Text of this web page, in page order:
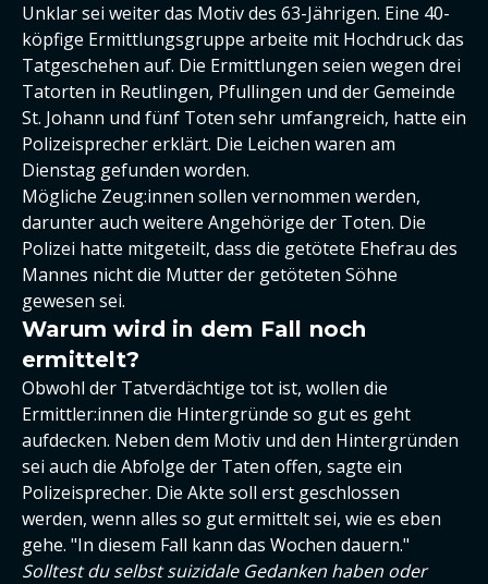
Unklar sei weiter das Motiv des 63-Jährigen. Eine 40-
köpfige Ermittlungsgruppe arbeite mit Hochdruck das
Tatgeschehen auf. Die Ermittlungen seien wegen drei
Tatorten in Reutlingen, Pfullingen und der Gemeinde
St. Johann und fünf Toten sehr umfangreich, hatte ein
Polizeisprecher erklärt. Die Leichen waren am
Dienstag gefunden worden.
Mögliche Zeug:innen sollen vernommen werden,
darunter auch weitere Angehörige der Toten. Die
Polizei hatte mitgeteilt, dass die getötete Ehefrau des
Mannes nicht die Mutter der getöteten Söhne
gewesen sei.
Warum wird in dem Fall noch
ermittelt?
Obwohl der Tatverdächtige tot ist, wollen die
Ermittler:innen die Hintergründe so gut es geht
aufdecken. Neben dem Motiv und den Hintergründen
sei auch die Abfolge der Taten offen, sagte ein
Polizeisprecher. Die Akte soll erst geschlossen
werden, wenn alles so gut ermittelt sei, wie es eben
gehe. "In diesem Fall kann das Wochen dauern."
Solltest du selbst suizidale Gedanken haben oder